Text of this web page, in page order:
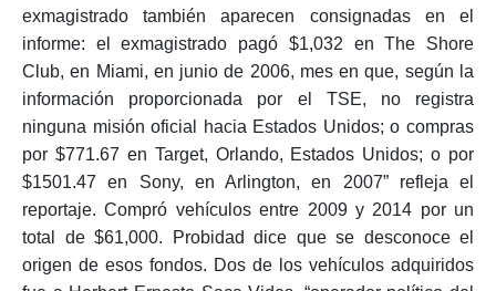
exmagistrado también aparecen consignadas en el
informe: el exmagistrado pagó $1,032 en The Shore
Club, en Miami, en junio de 2006, mes en que, según la
información proporcionada por el TSE, no registra
ninguna misión oficial hacia Estados Unidos; o compras
por $771.67 en Target, Orlando, Estados Unidos; o por
$1501.47 en Sony, en Arlington, en 2007” refleja el
reportaje. Compró vehículos entre 2009 y 2014 por un
total de $61,000. Probidad dice que se desconoce el
origen de esos fondos. Dos de los vehículos adquiridos